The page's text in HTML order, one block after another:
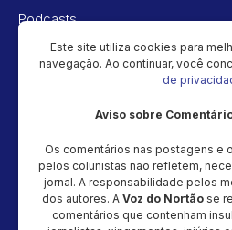
Podcasts
Vídeos
Política de privacidade
Newsletter
Cadastre seu e-mail e receba as
Este site utiliza cookies para
navegação. Ao continuar, você
de
Aviso sobre
Os comentários nas postagens e
pelos colunistas não refletem,
jornal. A responsabilidade pelos
dos autores. A Voz do Nortão se
comentários que contenham